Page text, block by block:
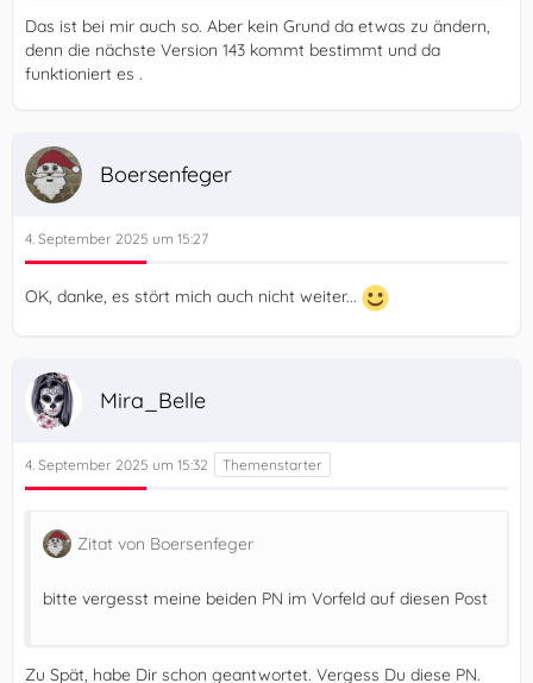
Das ist bei mir auch so. Aber kein Grund da etwas zu ändern,
denn die nächste Version 143 kommt bestimmt und da
funktioniert es .
Boersenfeger
4. September 2025 um 15:27
OK, danke, es stört mich auch nicht weiter...
Mira_Belle
4. September 2025 um 15:32
Zitat von Boersenfeger
bitte vergesst meine beiden PN im Vorfeld auf diesen Post
Zu Spät, habe Dir schon geantwortet. Vergess Du diese PN.